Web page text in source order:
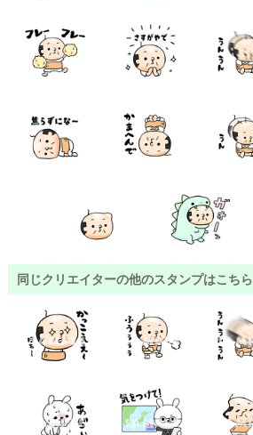
同じクリエイターの他のスタンプはこちら